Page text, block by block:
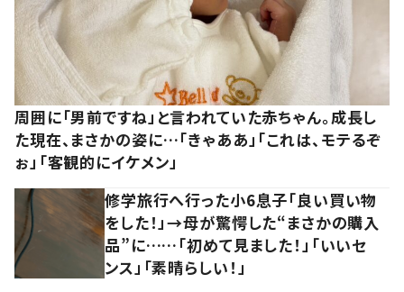
周囲に「男前ですね」と言われていた赤ちゃん。成長し
た現在、まさかの姿に…「きゃああ」「これは、モテるぞ
ぉ」「客観的にイケメン」
修学旅行へ行った小6息子「良い買い物
をした！」→母が驚愕した“まさかの購入
品”に……「初めて見ました！」「いいセ
ンス」「素晴らしい！」